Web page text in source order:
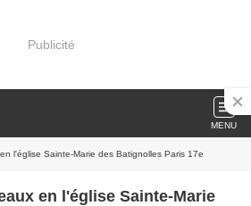
Publicité
MENU
l'église Sainte-Marie des Batignolles Paris 17e
en l'église Sainte-Marie